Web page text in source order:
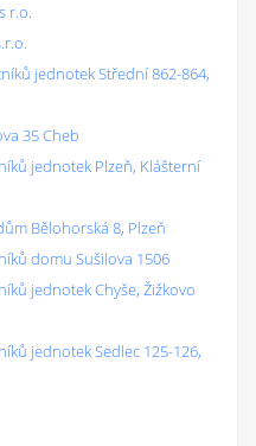
r.o.
jednotek Střední 862-864,
35 Cheb
jednotek Plzeň, Klášterní
Bělohorská 8, Plzeň
domu Sušilova 1506
jednotek Chyše, Žižkovo
jednotek Sedlec 125-126,